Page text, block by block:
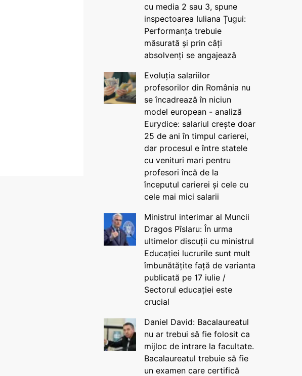
cu media 2 sau 3, spune
inspectoarea Iuliana Țugui:
Performanța trebuie
măsurată și prin câți
absolvenți se angajează
Evoluția salariilor
profesorilor din România nu
se încadrează în niciun
model european - analiză
Eurydice: salariul crește doar
25 de ani în timpul carierei,
dar procesul e între statele
cu venituri mari pentru
profesori încă de la
începutul carierei și cele cu
cele mai mici salarii
Ministrul interimar al Muncii
Dragos Pîslaru: În urma
ultimelor discuții cu ministrul
Educației lucrurile sunt mult
îmbunătățite față de varianta
publicată pe 17 iulie /
Sectorul educației este
crucial
Daniel David: Bacalaureatul
nu ar trebui să fie folosit ca
mijloc de intrare la facultate.
Bacalaureatul trebuie să fie
un examen care certifică